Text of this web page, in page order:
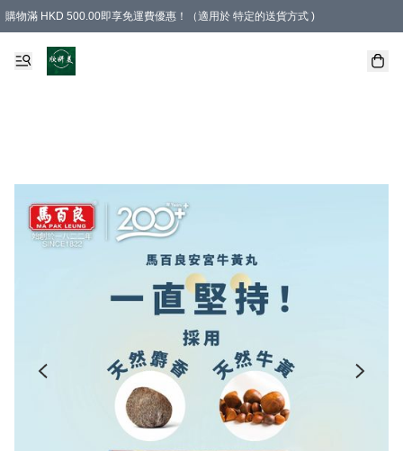
購物滿 HKD 500.00即享免運費優惠！（適用於 特定的送貨方式 )